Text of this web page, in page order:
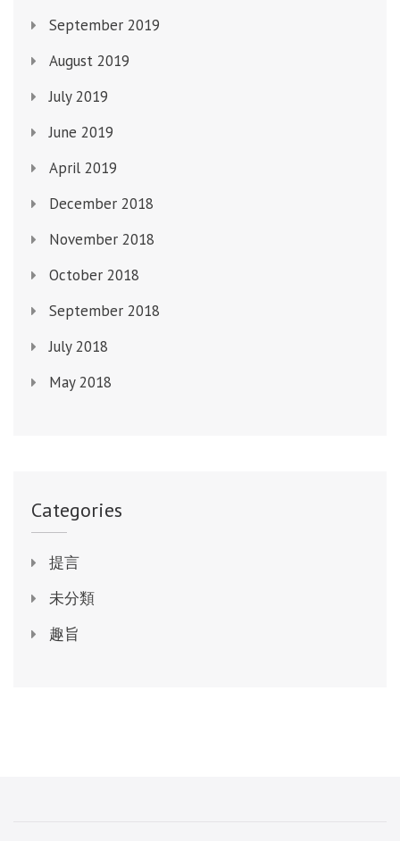
September 2019
August 2019
July 2019
June 2019
April 2019
December 2018
November 2018
October 2018
September 2018
July 2018
May 2018
Categories
提言
未分類
趣旨